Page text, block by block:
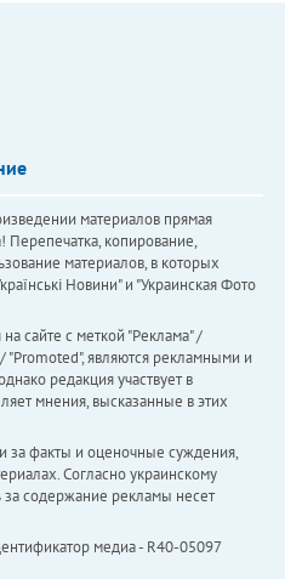
материалов прямая
Перепечатка, копирование,
материалов, в которых
Новини" и "Украинская Фото
сайте с меткой "Реклама" /
являются рекламными и
редакция участвует в
мнения, высказанные в этих
за факты и оценочные суждения,
Согласно украинскому
за содержание рекламы несет
медиа - R40-05097